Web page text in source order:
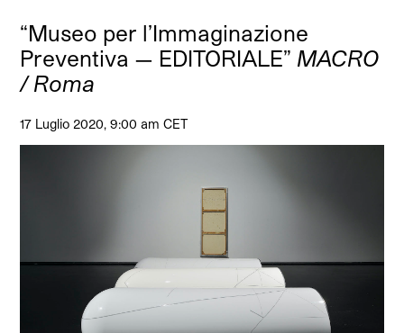
“Museo per l’Immaginazione
Preventiva — EDITORIALE” MACRO
/ Roma
17 Luglio 2020, 9:00 am CET